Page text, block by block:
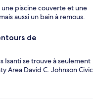
piscine couverte et une
aussi un bain à remous.
de
Isanti se trouve à seulement
Area David C. Johnson Civic